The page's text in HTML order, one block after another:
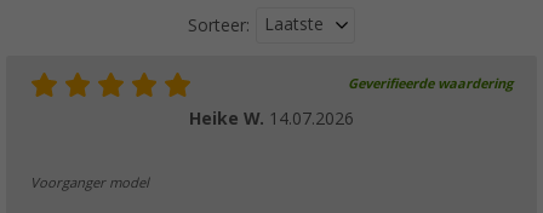
Thule adapter Hobby Dak van 2013
Sorteer: Laatste
Geverifieerde waardering
Heike W. 14.07.2026
Voorganger model